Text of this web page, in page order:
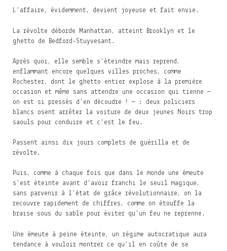
L'affaire, évidemment, devient joyeuse et fait envie.
La révolte déborde Manhattan, atteint Brooklyn et le
ghetto de Bedford-Stuyvesant.
Après quoi, elle semble s'éteindre mais reprend,
enflammant encore quelques villes proches, comme
Rochester, dont le ghetto entier explose à la première
occasion et même sans attendre une occasion qui tienne —
on est si pressés d'en découdre ! — : deux policiers
blancs osent arrêter la voiture de deux jeunes Noirs trop
saouls pour conduire et c'est le feu.
Passent ainsi dix jours complets de guérilla et de
révolte.
Puis, comme à chaque fois que dans le monde une émeute
s'est éteinte avant d'avoir franchi le seuil magique,
sans parvenir à l'état de grâce révolutionnaire, on la
recouvre rapidement de chiffres, comme on étouffe la
braise sous du sable pour éviter qu'un feu ne reprenne.
Une émeute à peine éteinte, un régime autocratique aura
tendance à vouloir montrer ce qu'il en coûte de se